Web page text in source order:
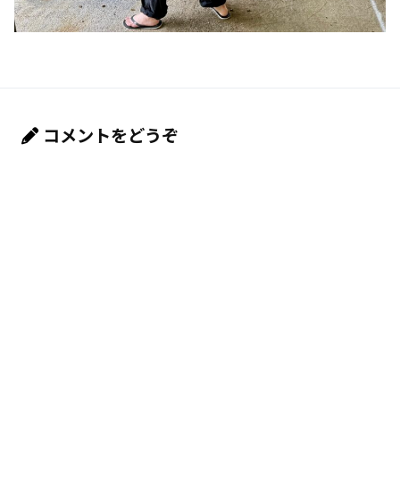
コメントをどうぞ